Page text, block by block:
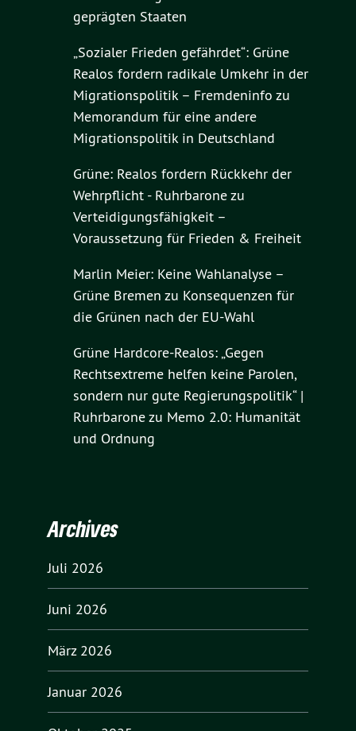
geprägten Staaten
„Sozialer Frieden gefährdet“: Grüne
Realos fordern radikale Umkehr in der
Migrationspolitik – Fremdeninfo zu
Memorandum für eine andere
Migrationspolitik in Deutschland
Grüne: Realos fordern Rückkehr der
Wehrpflicht - Ruhrbaronezu
Verteidigungsfähigkeit –
Voraussetzung für Frieden & Freiheit
Marlin Meier: Keine Wahlanalyse –
Grüne Bremen zu Konsequenzen für
die Grünen nach der EU-Wahl
Grüne Hardcore-Realos: „Gegen
Rechtsextreme helfen keine Parolen,
sondern nur gute Regierungspolitik“ |
Ruhrbaronezu Memo 2.0: Humanität
und Ordnung
Archives
Juli 2026
Juni 2026
März 2026
Januar 2026